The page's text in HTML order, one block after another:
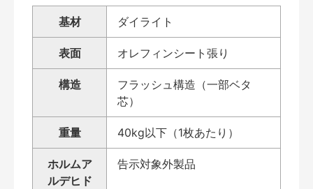
基材 ダイライト
表面 オレフィンシート張り
構造
フラッシュ構造（一部ベタ
芯）
重量 40kg以下（1枚あたり）
ホルムア
ルデヒド
告示対象外製品